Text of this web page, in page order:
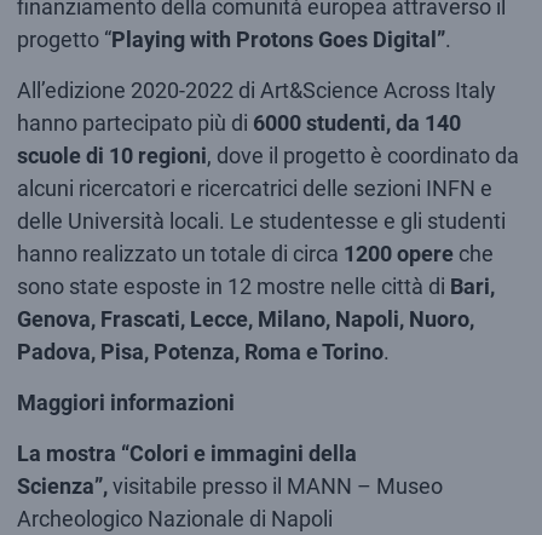
finanziamento della comunità europea attraverso il
progetto “Playing with Protons Goes Digital”.
All’edizione 2020-2022 di Art&Science Across Italy
hanno partecipato più di 6000 studenti, da 140
scuole di 10 regioni, dove il progetto è coordinato da
alcuni ricercatori e ricercatrici delle sezioni INFN e
delle Università locali. Le studentesse e gli studenti
hanno realizzato un totale di circa 1200 opereche
sono state esposte in 12 mostre nelle città di Bari,
Genova, Frascati, Lecce, Milano, Napoli, Nuoro,
Padova, Pisa, Potenza, Roma e Torino.
Maggiori informazioni
La mostra “Colori e immagini della
Scienza”,visitabile presso il MANN – Museo
Archeologico Nazionale di Napoli